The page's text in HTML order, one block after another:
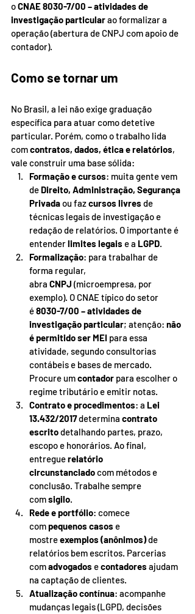
o CNAE 8030-7/00 – atividades de
investigação particular ao formalizar a
operação (abertura de CNPJ com apoio de
contador).
Como se tornar um
No Brasil, a lei não exige graduação
específica para atuar como detetive
particular. Porém, como o trabalho lida
com contratos, dados, ética e relatórios,
vale construir uma base sólida:
Formação e cursos: muita gente vem
de Direito, Administração, Segurança
Privada ou faz cursos livres de
técnicas legais de investigação e
redação de relatórios. O importante é
entender limites legais e a LGPD.
Formalização: para trabalhar de
forma regular,
abra CNPJ (microempresa, por
exemplo). O CNAE típico do setor
é 8030-7/00 – atividades de
investigação particular; atenção: não
é permitido ser MEI para essa
atividade, segundo consultorias
contábeis e bases de mercado.
Procure um contador para escolher o
regime tributário e emitir notas.
Contrato e procedimentos: a Lei
13.432/2017 determina contrato
escrito detalhando partes, prazo,
escopo e honorários. Ao final,
entregue relatório
circunstanciado com métodos e
conclusão. Trabalhe sempre
com sigilo.
Rede e portfólio: comece
com pequenos casos e
mostre exemplos (anônimos) de
relatórios bem escritos. Parcerias
com advogados e contadores ajudam
na captação de clientes.
Atualização contínua: acompanhe
mudanças legais (LGPD, decisões